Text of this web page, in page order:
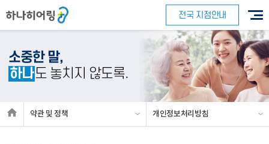
전국 지점안내
소중한 말,
하나도 놓치지 않도록.
약관 및 정책 개인정보처리방침